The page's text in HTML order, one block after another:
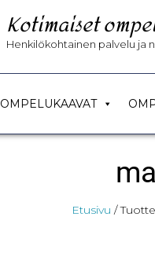
Kotimaiset
Henkilökohtainen palvelu ja
OMPELUKAAVAT
Etusivu /